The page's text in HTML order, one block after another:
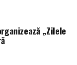
„Zilele